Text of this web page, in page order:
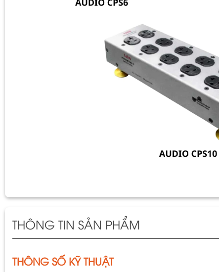
THÔNG TIN SẢN PHẨM
THÔNG SỐ KỸ THUẬT